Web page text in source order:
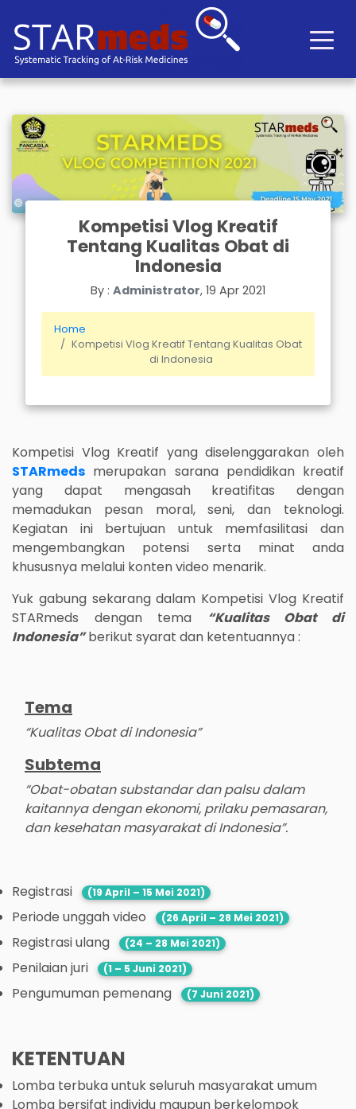
Kompetisi Vlog Kreatif
Tentang Kualitas Obat di
Indonesia
By : Administrator, 19 Apr 2021
Home
Kompetisi Vlog Kreatif Tentang Kualitas Obat
di Indonesia
Kompetisi Vlog Kreatif yang diselenggarakan oleh
STARmeds merupakan sarana pendidikan kreatif
yang dapat mengasah kreatifitas dengan
memadukan pesan moral, seni, dan teknologi.
Kegiatan ini bertujuan untuk memfasilitasi dan
mengembangkan potensi serta minat anda
khususnya melalui konten video menarik.
Yuk gabung sekarang dalam Kompetisi Vlog Kreatif
STARmeds dengan tema “Kualitas Obat di
Indonesia”berikut syarat dan ketentuannya :
Tema
“Kualitas Obat di Indonesia”
Subtema
“Obat-obatan substandar dan palsu dalam
kaitannya dengan ekonomi, prilaku pemasaran,
dan kesehatan masyarakat di Indonesia”.
Registrasi (19 April – 15 Mei 2021)
Periode unggah video (26 April – 28 Mei 2021)
Registrasi ulang (24 – 28 Mei 2021)
Penilaian juri (1 – 5 Juni 2021)
Pengumuman pemenang (7 Juni 2021)
KETENTUAN
Lomba terbuka untuk seluruh masyarakat umum
Lomba bersifat individu maupun berkelompok